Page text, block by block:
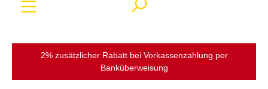
2% zusätzlicher Rabatt bei Vorkassenzahlung per
Banküberweisung